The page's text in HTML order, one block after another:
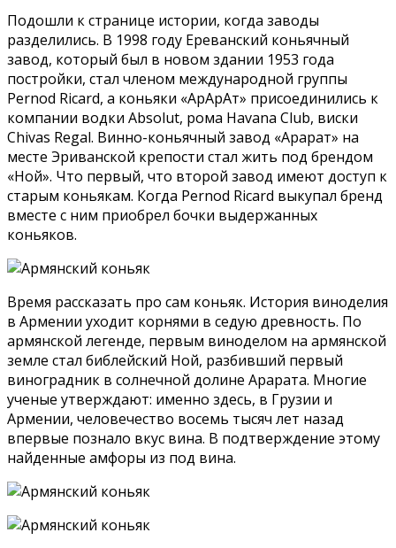
Подошли к странице истории, когда заводы
разделились. В 1998 году Ереванский коньячный
завод, который был в новом здании 1953 года
постройки, стал членом международной группы
Pernod Ricard, а коньяки «АрАрАт» присоединились к
компании водки Absolut, рома Havana Club, виски
Chivas Regal. Винно-коньячный завод «Арарат» на
месте Эриванской крепости стал жить под брендом
«Ной». Что первый, что второй завод имеют доступ к
старым коньякам. Когда Pernod Ricard выкупал бренд
вместе с ним приобрел бочки выдержанных
коньяков.
Время рассказать про сам коньяк. История виноделия
в Армении уходит корнями в седую древность. По
армянской легенде, первым виноделом на армянской
земле стал библейский Ной, разбивший первый
виноградник в солнечной долине Арарата. Многие
ученые утверждают: именно здесь, в Грузии и
Армении, человечество восемь тысяч лет назад
впервые познало вкус вина. В подтверждение этому
найденные амфоры из под вина.